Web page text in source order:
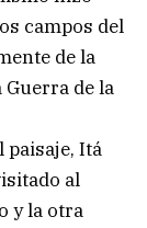
campos del
de la
de la
paisaje, Itá
al
y la otra